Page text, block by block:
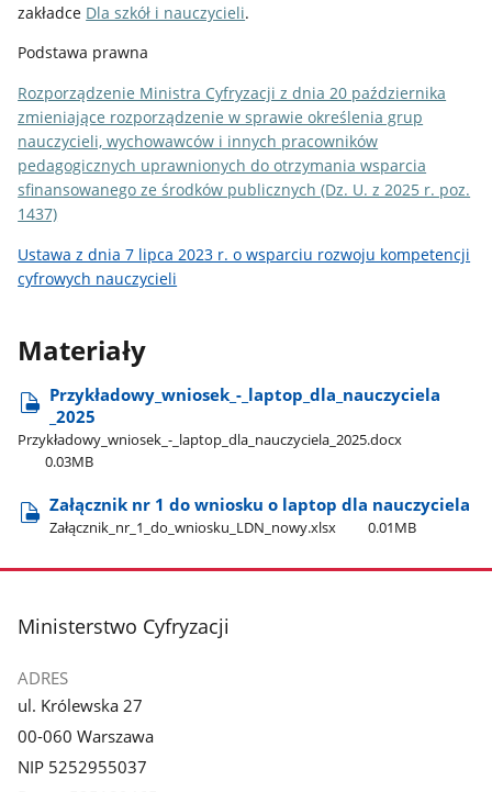
zakładce Dla szkół i nauczycieli.
Podstawa prawna
Rozporządzenie Ministra Cyfryzacji z dnia 20 października
zmieniające rozporządzenie w sprawie określenia grup
nauczycieli, wychowawców i innych pracowników
pedagogicznych uprawnionych do otrzymania wsparcia
sfinansowanego ze środków publicznych (Dz. U. z 2025 r. poz.
1437)
Ustawa z dnia 7 lipca 2023 r. o wsparciu rozwoju kompetencji
cyfrowych nauczycieli
Materiały
Przykładowy​_wniosek​_-​_laptop​_dla​_nauczyciela​
_2025
Przykładowy​_wniosek​_-​_laptop​_dla​_nauczyciela​_2025.docx
0.03MB
Załącznik nr 1 do wniosku o laptop dla nauczyciela
Załącznik​_nr​_1​_do​_wniosku​_LDN​_nowy.xlsx 0.01MB
stopka
Ministerstwo Cyfryzacji
ADRES
ul. Królewska 27
00-060 Warszawa
NIP 5252955037